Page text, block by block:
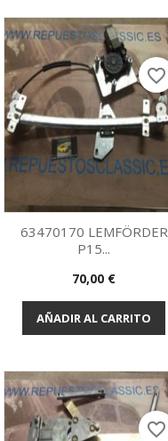
Vista rápida
63470170 LEMFÖRDER
P15...
Precio
70,00 €
AÑADIR AL CARRITO
favorite_border
favorite_border